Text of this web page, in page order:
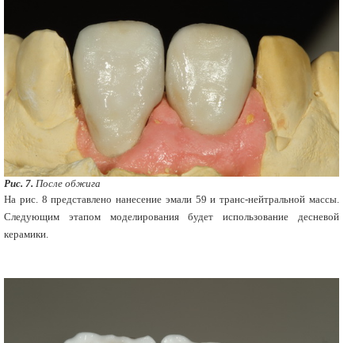
Рис. 7. После обжига
На рис. 8 представлено нанесение эмали 59 и транс-нейтральной массы.
Следующим этапом моделирования будет использование десневой
керамики.